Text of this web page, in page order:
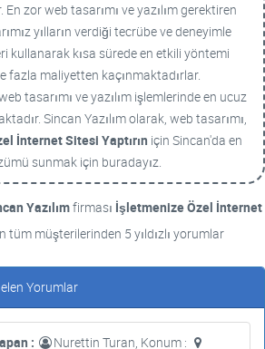
zor web tasarımı ve yazılım gerektiren
yılların verdiği tecrübe ve deneyimle
kullanarak kısa sürede en etkili yöntemi
fazla maliyetten kaçınmaktadırlar.
tasarımı ve yazılım işlemlerinde en ucuz
Sincan Yazılım olarak, web tasarımı,
İnternet Sitesi Yaptırın için Sincan'da en
sunmak için buradayız.
Yazılımfirması İşletmenize Özel İnternet
tüm müşterilerinden 5 yıldızlı yorumlar
Yorumlar
:
Nurettin Turan, Konum :